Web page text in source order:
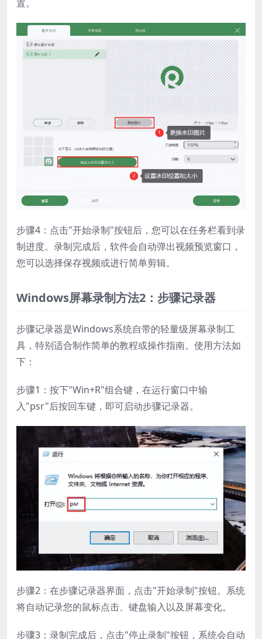
置。
步骤4：点击"开始录制"按钮后，您可以在任务栏看到录
制进度。录制完成后，软件会自动弹出视频预览窗口，
您可以选择保存视频或进行简单剪辑。
Windows屏幕录制方法2：步骤记录器
步骤记录器是Windows系统自带的轻量级屏幕录制工
具，特别适合制作简单的教程或操作指南。使用方法如
下：
步骤1：按下"Win+R"组合键，在运行窗口中输
入"psr"后按回车键，即可启动步骤记录器。
步骤2：在步骤记录器界面，点击"开始录制"按钮。系统
将自动记录您的鼠标点击、键盘输入以及屏幕变化。
步骤3：录制完成后，点击"停止录制"按钮，系统会自动